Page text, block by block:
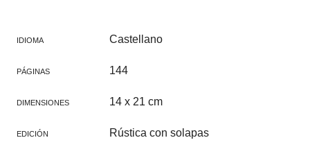
IDIOMA Castellano
PÁGINAS 144
DIMENSIONES 14 x 21 cm
EDICIÓN Rústica con solapas